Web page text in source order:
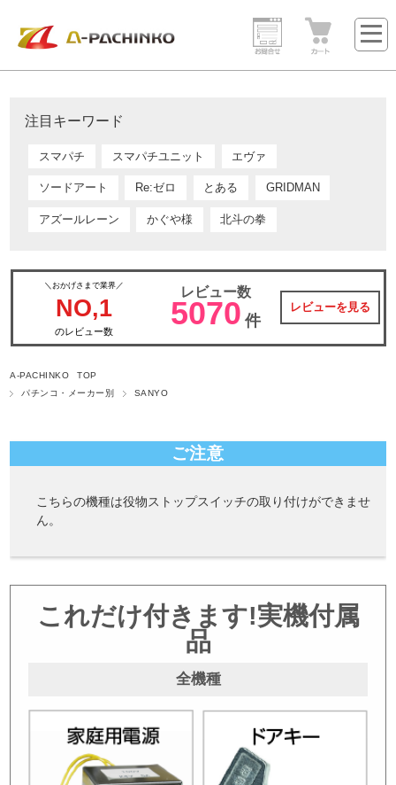
注目キーワード
スマパチ スマパチユニット エヴァ
ソードアート Re:ゼロ とある GRIDMAN
アズールレーン かぐや様 北斗の拳
＼おかげさまで業界／
NO,1
のレビュー数
レビュー数
5070 件
レビューを見る
A-PACHINKO TOP
パチンコ・メーカー別
SANYO
ご注意
こちらの機種は役物ストップスイッチの取り付けができませ
ん。
これだけ付きます!実機付属
品
全機種